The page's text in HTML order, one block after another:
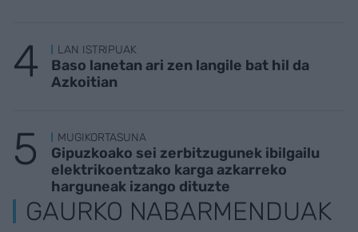
LAN ISTRIPUAK
Baso lanetan ari zen langile bat hil da
Azkoitian
MUGIKORTASUNA
Gipuzkoako sei zerbitzugunek ibilgailu
elektrikoentzako karga azkarreko
harguneak izango dituzte
GAURKO NABARMENDUAK